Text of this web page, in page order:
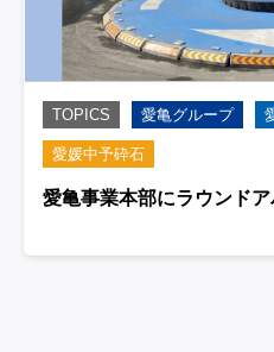
TOPICS 愛亀グループ
愛媛中予砕石
愛亀事業本部にラウンド